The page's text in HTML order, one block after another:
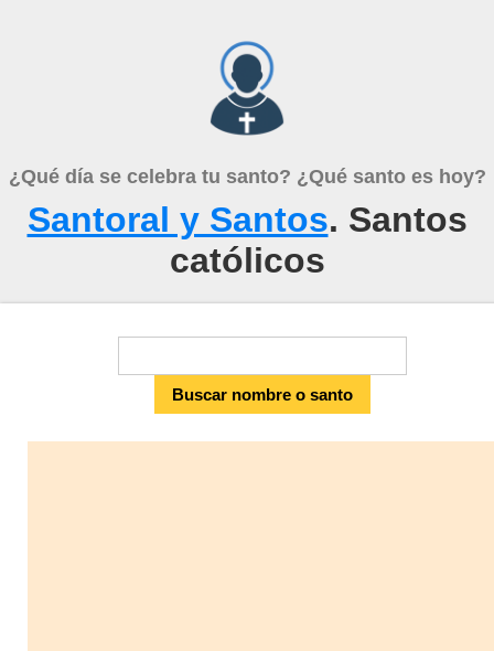
¿Qué día se celebra tu santo? ¿Qué santo es hoy?
Santoral y Santos. Santos
católicos